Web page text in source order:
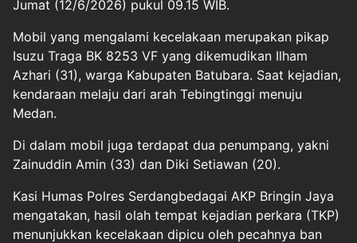
Jumat (12/6/2026) pukul 09.15 WIB.
Mobil yang mengalami kecelakaan merupakan pikap
Isuzu Traga BK 8253 VF yang dikemudikan Ilham
Azhari (31), warga Kabupaten Batubara. Saat kejadian,
kendaraan melaju dari arah Tebingtinggi menuju
Medan.
Di dalam mobil juga terdapat dua penumpang, yakni
Zainuddin Amin (33) dan Diki Setiawan (20).
Kasi Humas Polres Serdangbedagai AKP Bringin Jaya
mengatakan, hasil olah tempat kejadian perkara (TKP)
menunjukkan kecelakaan dipicu oleh pecahnya ban